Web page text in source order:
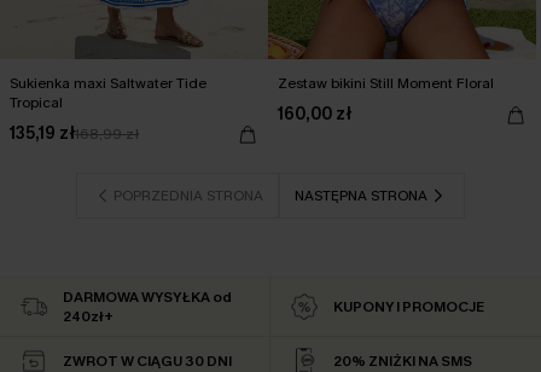
Sukienka maxi Saltwater Tide
Tropical
135,19 zł168,99 zł
Zestaw bikini Still Moment Floral
160,00 zł
POPRZEDNIA STRONA NASTĘPNA STRONA
DARMOWA WYSYŁKA od
240zł+
KUPONY I PROMOCJE
ZWROT W CIĄGU 30 DNI 20% ZNIŻKI NA SMS